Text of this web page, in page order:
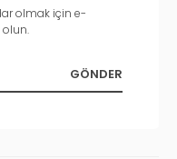
olmak için e-